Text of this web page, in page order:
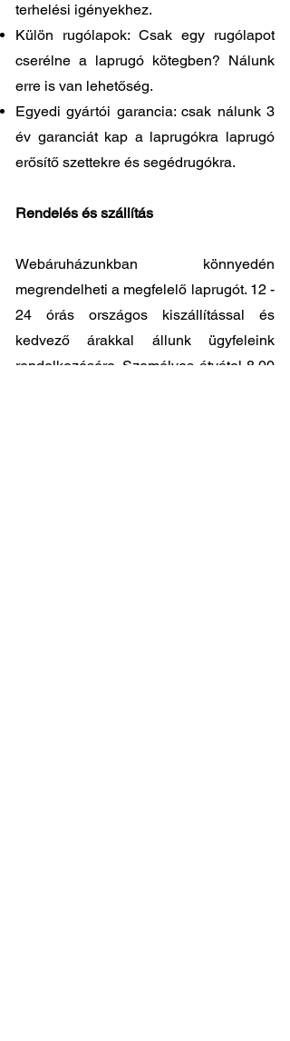
terhelési igényekhez.
Külön rugólapok: Csak egy rugólapot
cserélne a laprugó kötegben? Nálunk
erre is van lehetőség.
Egyedi gyártói garancia: csak nálunk 3
év garanciát kap a laprugókra laprugó
erősítő szettekre és segédrugókra.
Rendelés és szállítás
Webáruházunkban könnyedén
megrendelheti a megfelelő laprugót. 12 -
24 órás országos kiszállítással és
kedvező árakkal állunk ügyfeleink
rendelkezésére. Személyes átvátel 8.00